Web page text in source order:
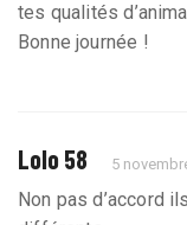
tes qualités
Bonne journée !
Lolo 58 5
Non pas d’accord